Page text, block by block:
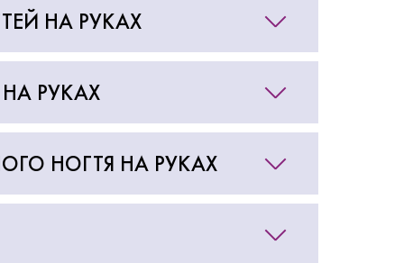
НА РУКАХ
РУКАХ
НОГТЯ НА РУКАХ